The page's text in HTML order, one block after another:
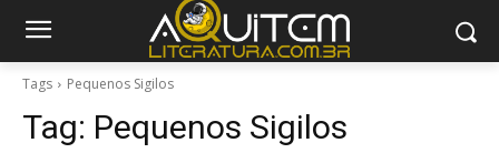
Tags Pequenos Sigilos
Tag: Pequenos Sigilos